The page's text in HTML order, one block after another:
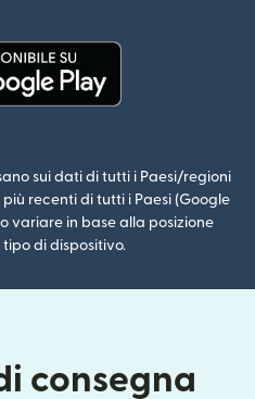
sui dati di tutti i Paesi/regioni
recenti di tutti i Paesi (Google
variare in base alla posizione
di dispositivo.
consegna